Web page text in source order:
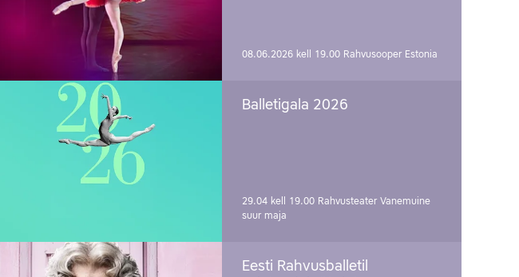
08.06.2026 kell 19.00 Rahvusooper Estonia
Balletigala 2026
29.04 kell 19.00 Rahvusteater Vanemuine
suur maja
Eesti Rahvusballetil